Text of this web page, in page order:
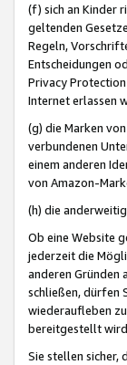
(f) sich an Kinder
geltenden
Regeln,
Entscheidungen
Privacy
Internet erlassen
(g) die Marken
verbundenen
einem anderen
von Amazon-
(h) die
Ob eine Website
jederzeit die
anderen Gründen
schließen, dürfen
wiederaufleben
bereitgestellt
Sie stellen sicher,